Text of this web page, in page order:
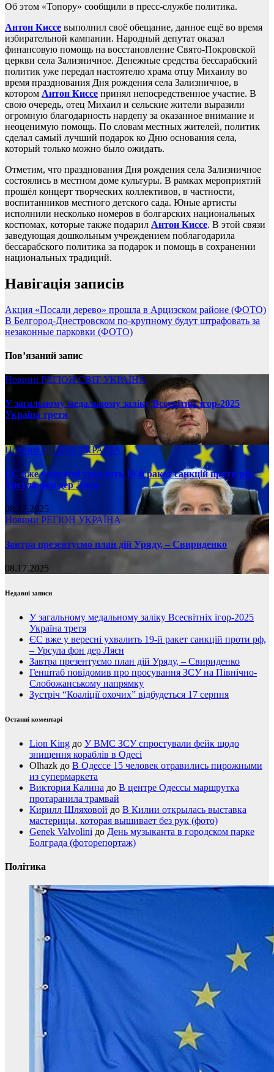
Об этом «Топору» сообщили в пресс-службе политика.
Антон Киссе выполнил своё обещание, данное ещё во время
избирательной кампании. Народный депутат оказал
финансовую помощь на восстановление Свято-Покровской
церкви села Зализничное. Денежные средства бессарабский
политик уже передал настоятелю храма отцу Михаилу во
время празднования Дня рождения села Зализничное, в
котором Антон Киссе принял непосредственное участие. В
свою очередь, отец Михаил и сельские жители выразили
огромную благодарность нардепу за оказанное внимание и
неоценимую помощь. По словам местных жителей, политик
сделал самый лучший подарок ко Дню основания села,
который только можно было ожидать.
Отметим, что празднования Дня рождения села Зализничное
состоялись в местном доме культуры. В рамках мероприятий
прошёл концерт творческих коллективов, в частности,
воспитанников местного детского сада. Юные артисты
исполнили несколько номеров в болгарских национальных
костюмах, которые также подарил Антон Киссе. В этой связи
заведующая дошкольным учреждением поблагодарила
бессарабского политика за подарок и помощь в сохранении
национальных традиций.
Навігація записів
Акция «Посади дерево» прошла в Арцизском районе (ФОТО)
В Белгород-Днестровском по-крупному будут штрафовать за
незаконные парковки (ФОТО)
Пов’язаний запис
Новини РЕГІОНСВІТ УКРАЇНА
У загальному медальному заліку Всесвітніх ігор-2025
Україна третя
08.17.2025
НовиниРЕГІОН УКРАЇНА
ЄС вже у вересні ухвалить 19-й ракет санкцій проти рф, –
Урсула фон дер Ляєн
08.17.2025
Новини РЕГІОН УКРАЇНА
Завтра презентуємо план дій Уряду, – Свириденко
08.17.2025
Недавні записи
У загальному медальному заліку Всесвітніх ігор-2025
Україна третя
ЄС вже у вересні ухвалить 19-й ракет санкцій проти рф,
– Урсула фон дер Ляєн
Завтра презентуємо план дій Уряду, – Свириденко
Генштаб повідомив про просування ЗСУ на Північно-
Слобожанському напрямку
Зустріч “Коаліції охочих” відбудеться 17 серпня
Останні коментарі
Lion King до У ВМС ЗСУ спростували фейк щодо
знищення кораблів в Одесі
Olhazk до В Одессе 15 человек отравились пирожными
из супермаркета
Виктория Калина до В центре Одессы маршрутка
протаранила трамвай
Кирилл Шляховой до В Килии открылась выставка
мастерицы, которая вышивает без рук (фото)
Genek Valvolini до День музыканта в городском парке
Болграда (фоторепортаж)
Політика